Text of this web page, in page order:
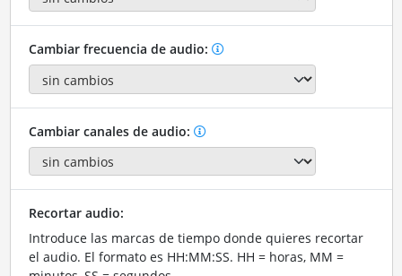
Cambiar frecuencia de audio:
Cambiar canales de audio:
Recortar audio:
Introduce las marcas de tiempo donde quieres recortar
el audio. El formato es HH:MM:SS. HH = horas, MM =